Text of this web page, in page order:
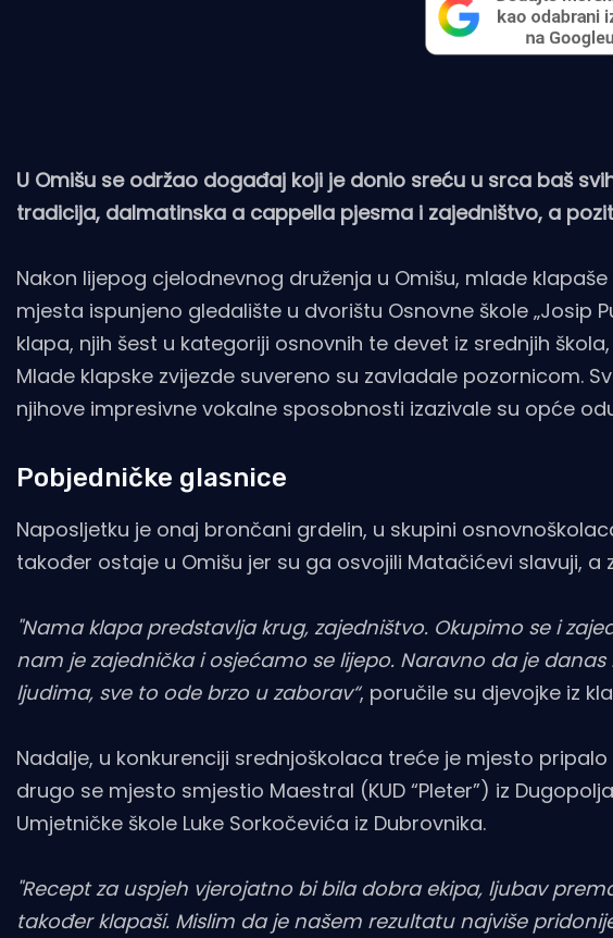
U Omišu se održao događaj koji je donio sreću u srca baš
tradicija, dalmatinska a cappella pjesma i zajedništvo, a
Nakon lijepog cjelodnevnog druženja u Omišu, mlade
mjesta ispunjeno gledalište u dvorištu Osnovne škole „Josip
klapa, njih šest u kategoriji osnovnih te devet iz srednjih
Mlade klapske zvijezde suvereno su zavladale pozornicom.
njihove impresivne vokalne sposobnosti izazivale su opće
Pobjedničke glasnice
Naposljetku je onaj brončani grdelin, u skupini
također ostaje u Omišu jer su ga osvojili Matačićevi slavuji, a
"Nama klapa predstavlja krug, zajedništvo. Okupimo se i
nam je zajednička i osjećamo se lijepo. Naravno da je
ljudima, sve to ode brzo u zaborav“, poručile su djevojke iz
Nadalje, u konkurenciji srednjoškolaca treće je mjesto
drugo se mjesto smjestio Maestral (KUD “Pleter”) iz
Umjetničke škole Luke Sorkočevića iz Dubrovnika.
"Recept za uspjeh vjerojatno bi bila dobra ekipa, ljubav
također klapaši. Mislim da je našem rezultatu najviše